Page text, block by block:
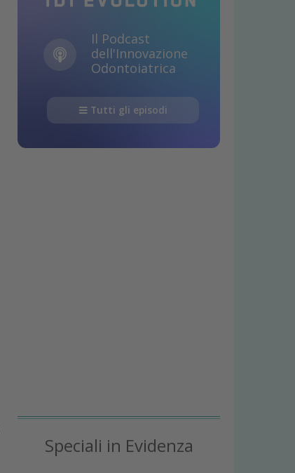
Il Podcast
dell'Innovazione
Odontoiatrica
Tutti gli episodi
Speciali in Evidenza